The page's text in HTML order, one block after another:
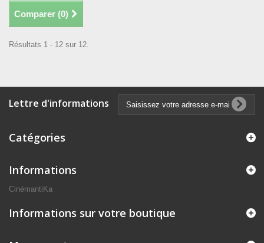
Comparer (0)
Résultats 1 - 12 sur 12.
Lettre d'informations
Catégories
Informations
CinémantiKa
Informations sur votre boutique